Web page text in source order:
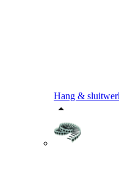
Hang &